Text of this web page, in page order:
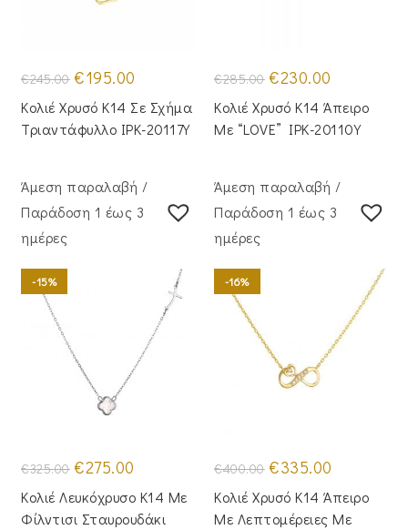
€245.00 Original
price
was:
€245.00.
€195.00
τιμή
είναι:
€195.00.
Κολιέ Χρυσό Κ14 Σε Σχήμα
Τριαντάφυλλο IPK-20117Y
€285.00 Original
price
was:
€285.00.
€230.00
είναι:
€230.00.
Κολιέ Χρυσό Κ14 Άπειρο
Με “LOVE” IPK-20110Y
Άμεση παραλαβή /
Παράδoση 1 έως 3
ημέρες
-15%
€325.00 Original
price
was:
€325.00.
€275.00
τιμή
είναι:
€275.00.
Κολιέ Λευκόχρυσο Κ14 Με
Φίλντισι Σταυρουδάκι
Άμεση παραλαβή /
Παράδoση 1 έως 3
ημέρες
-16%
€400.00 Original
price
was:
€400.00.
€335.00
είναι:
€335.00.
Κολιέ Χρυσό Κ14 Άπειρο
Με Λεπτομέρειες Με